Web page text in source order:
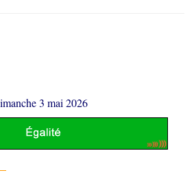
3 mai 2026